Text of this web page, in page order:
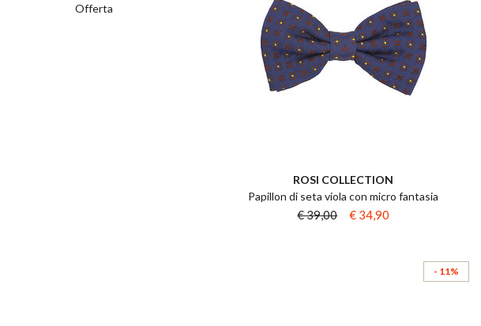
Offerta
ROSI COLLECTION
Papillon di seta viola con micro fantasia
€ 39,00 € 34,90
- 11%